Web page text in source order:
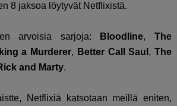
8 jaksoa löytyvät Netflixistä.
arvoisia sarjoja: Bloodline,The
a Murderer, Better Call Saul ,The
and Marty.
Netflixiä katsotaan meillä eniten,